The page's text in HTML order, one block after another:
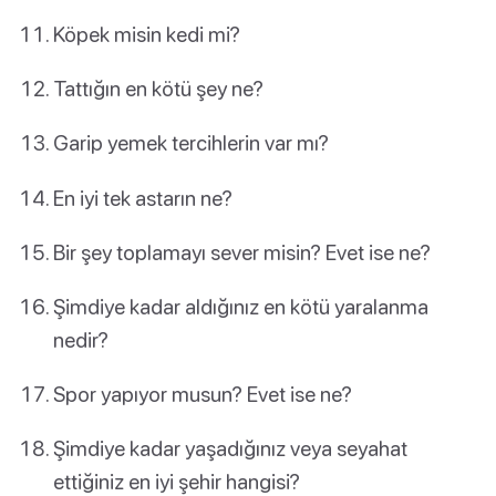
Köpek misin kedi mi?
Tattığın en kötü şey ne?
Garip yemek tercihlerin var mı?
En iyi tek astarın ne?
Bir şey toplamayı sever misin? Evet ise ne?
Şimdiye kadar aldığınız en kötü yaralanma
nedir?
Spor yapıyor musun? Evet ise ne?
Şimdiye kadar yaşadığınız veya seyahat
ettiğiniz en iyi şehir hangisi?